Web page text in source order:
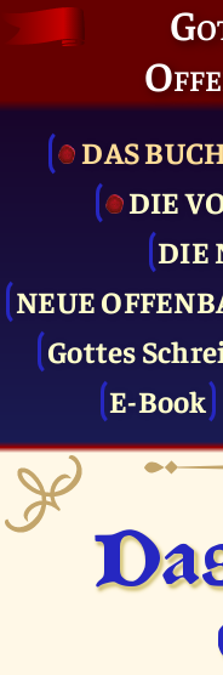
DAS
DIE
DIE
NEUE
Gottes
E-Book